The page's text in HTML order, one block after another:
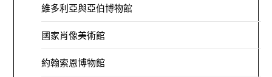
維多利亞與亞伯博物館
國家肖像美術館
約翰索恩博物館